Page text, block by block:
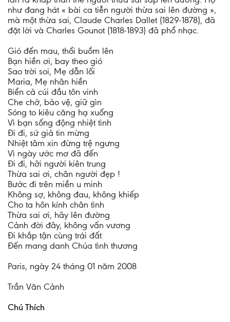
như đang hát « bài ca tiễn người thừa sai lên đường »,
mà một thừa sai, Claude Charles Dallet (1829-1878), đã
đặt lời và Charles Gounot (1818-1893) đã phổ nhạc.
Gió đến mau, thổi buồm lên
Bạn hiền ơi, bay theo gió
Sao trời soi, Mẹ dẫn lối
Maria, Mẹ nhân hiền
Biển cả cúi đầu tôn vinh
Che chở, bảo vệ, giữ gìn
Sóng to kiêu căng hạ xuống
Vì bạn sống động nhiệt tình
Ði đi, sứ giả tin mừng
Nhiệt tâm xin đừng trệ ngưng
Vì ngày ước mơ đã đến
Ði đi, hỡi người kiên trung
Thừa sai ơi, chân người đẹp !
Bước đi trên miền u minh
Không sợ, không đau, không khiếp
Cho ta hôn kính chân tình
Thừa sai ơi, hãy lên đường
Cảnh đời đây, không vấn vương
Ði khắp tận cùng trái đất
Ðến mang danh Chúa tình thương
Paris, ngày 24 tháng 01 năm 2008
Trần Văn Cảnh
Chú Thích